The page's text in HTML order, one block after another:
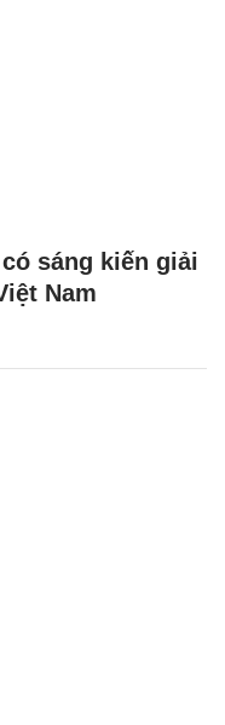
sáng kiến giải
Nam